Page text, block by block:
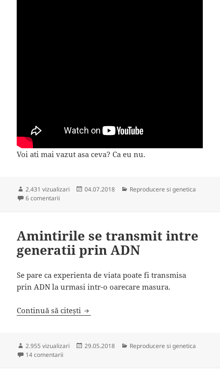
Voi ati mai vazut asa ceva? Ca eu nu.
2.431 vizualizari
Publicat
04.07.2018 Categorii
Reproducere si genetica
6 comentarii
Amintirile se transmit intre
generatii prin ADN
Se pare ca experienta de viata poate fi transmisa
prin ADN la urmasi intr-o oarecare masura.
Continuă să citești Amintirile se transmit intre generatii
2.955 vizualizari
Publicat
29.05.2018 Categorii
Reproducere si genetica
14 comentarii